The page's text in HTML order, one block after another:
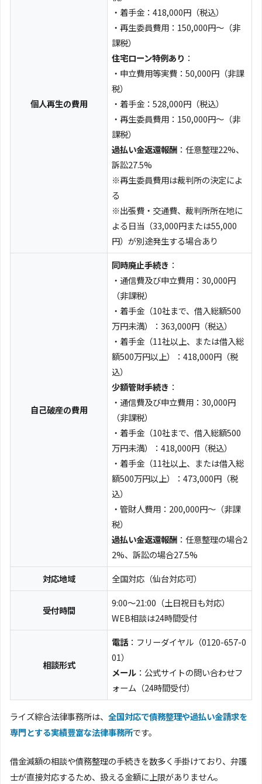
個人再生の費用
・着手金：418,000円（税込）
・再生委員費用：150,000円～（非
課税）
住宅ローン特例あり ：
・申立費用等実費：50,000円（非課
税）
・着手金：528,000円（税込）
・再生委員費用：150,000円～（非
課税）
過払い金返還報酬 ：任意整理22%、
訴訟27.5%
※再生委員費用は裁判所の決定によ
る
※出張費・交通費、裁判所所在地に
よる日当（33,000円または55,000
円）が別途発生する場合あり
自己破産の費用
同時廃止手続き ：
・通信費及び申立費用：30,000円
（非課税）
・着手金（10社まで、借入総額500
万円未満）：363,000円（税込）
・着手金（11社以上、または借入総
額500万円以上）：418,000円（税
込）
少額管財手続き ：
・通信費及び申立費用：30,000円
（非課税）
・着手金（10社まで、借入総額500
万円未満）：418,000円（税込）
・着手金（11社以上、または借入総
額500万円以上）：473,000円（税
込）
・管財人費用：200,000円～（非課
税）
過払い金返還報酬 ：任意整理の場合2
2%、訴訟の場合27.5%
対応地域
全国対応（仙台対応可）
受付時間
9:00～21:00（土日祝日も対応）
WEB相談は24時間受付
相談形式
電話 ：フリーダイヤル（0120-657-0
01）
メール ：公式サイトの問い合わせフ
ォーム（24時間受付）
ライズ綜合法律事務所は、 全国対応で債務整理や過払い金請求を
専門とする実績豊富な法律事務所です。
借金減額の相談や債務整理の手続きを数多く手掛けており、弁護
士が直接対応するため、扱える金額に上限がありません。